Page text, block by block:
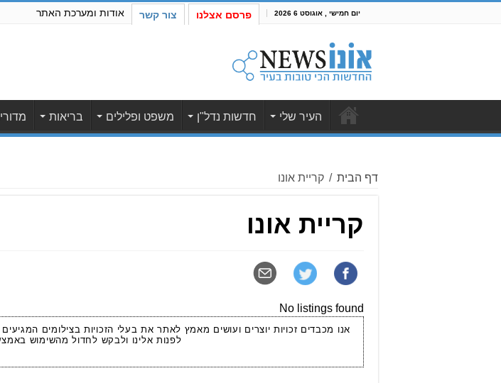
יום חמישי , אוגוסט 6 2026 פרסם אצלנו צור קשר אודות ומערכת האתר
העיר שלי חדשות נדל"ן משפט ופלילים בריאות
דף הבית / קריית אונו
קריית אונו
No listings found
אנו מכבדים זכויות יוצרים ועושים מאמץ לאתר את בעלי הזכויות בצילומים
לפנות אלינו ולבקש לחדול מהשימוש